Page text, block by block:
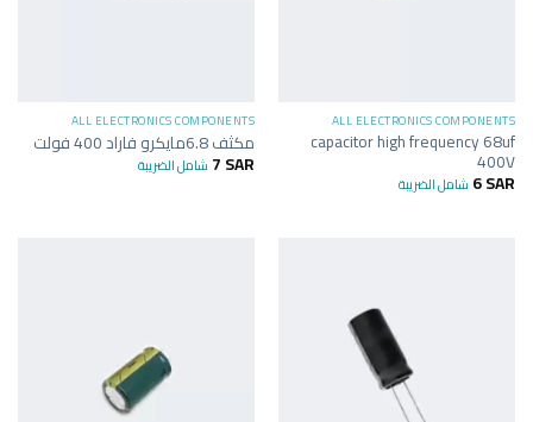
ALL ELECTRONICS COMPONENTS
capacitor high frequency 68uf
400V
6SAR شامل الضريبة
ALL ELECTRONICS COMPONENTS
مكثف 6.8مايكرو فاراد 400 فولت
7SAR شامل الضريبة